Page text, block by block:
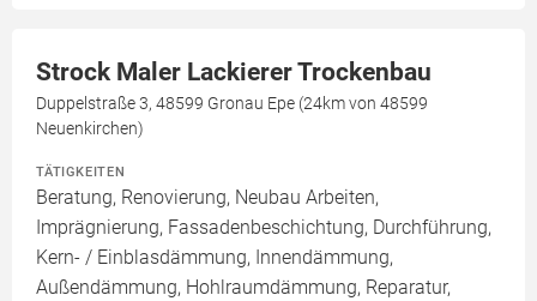
Strock Maler Lackierer Trockenbau
Duppelstraße 3, 48599 Gronau Epe (24km von 48599
Neuenkirchen)
TÄTIGKEITEN
Beratung, Renovierung, Neubau Arbeiten,
Imprägnierung, Fassadenbeschichtung, Durchführung,
Kern- / Einblasdämmung, Innendämmung,
Außendämmung, Hohlraumdämmung, Reparatur,